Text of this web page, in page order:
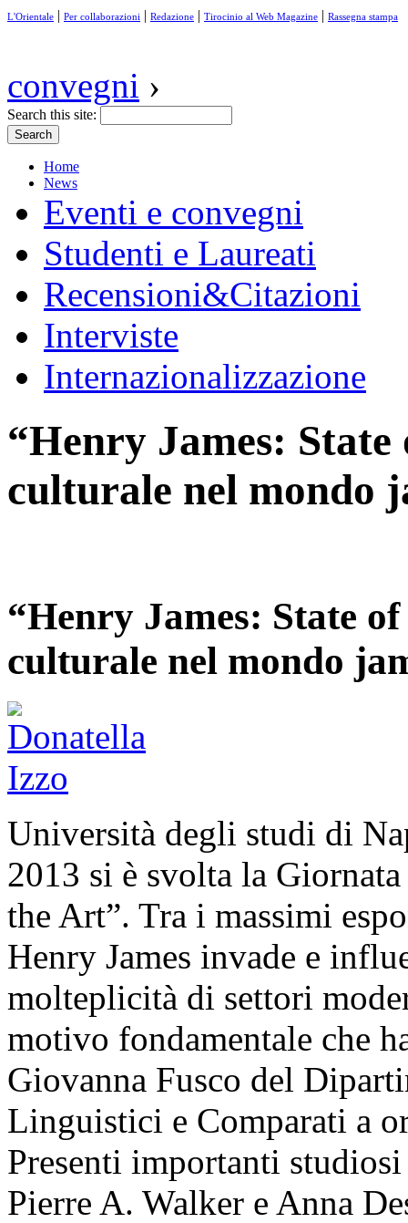
L'Orientale | Per collaborazioni | Redazione | Tirocinio al Web Magazine | Rassegna stampa
convegni ›
Search this site:
Home
News
Eventi e convegni
Studenti e Laureati
Recensioni&Citazioni
Interviste
Internazionalizzazione
“Henry James:
culturale nel mondo
“Henry James: State
culturale nel mondo
Università degli studi di
2013 si è svolta la
the Art”. Tra i massimi
Henry James invade e
molteplicità di settori
motivo fondamentale che
Giovanna Fusco del
Linguistici e Comparati a
Presenti importanti
Pierre A. Walker e Anna